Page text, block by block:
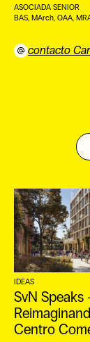
ASOCIADA SENIOR
BAS, MArch, OAA,
contacto
IDEAS
SvN Speaks
Centro